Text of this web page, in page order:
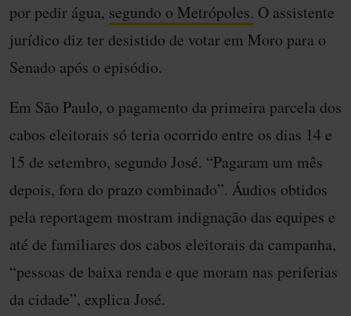
por pedir água, segundo o Metrópoles. O assistente
jurídico diz ter desistido de votar em Moro para o
Senado após o episódio.
Em São Paulo, o pagamento da primeira parcela dos
cabos eleitorais só teria ocorrido entre os dias 14 e
15 de setembro, segundo José. “Pagaram um mês
depois, fora do prazo combinado”. Áudios obtidos
pela reportagem mostram indignação das equipes e
até de familiares dos cabos eleitorais da campanha,
“pessoas de baixa renda e que moram nas periferias
da cidade”, explica José.